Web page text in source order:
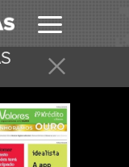
SEU EMAIL